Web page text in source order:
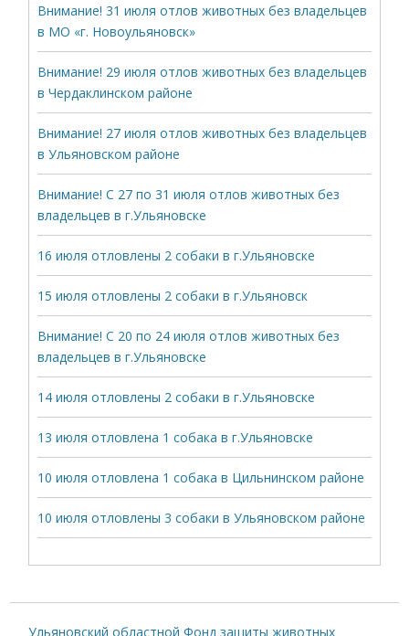
Внимание! 31 июля отлов животных без владельцев
в МО «г. Новоульяновск»
Внимание! 29 июля отлов животных без владельцев
в Чердаклинском районе
Внимание! 27 июля отлов животных без владельцев
в Ульяновском районе
Внимание! С 27 по 31 июля отлов животных без
владельцев в г.Ульяновске
16 июля отловлены 2 собаки в г.Ульяновске
15 июля отловлены 2 собаки в г.Ульяновск
Внимание! С 20 по 24 июля отлов животных без
владельцев в г.Ульяновске
14 июля отловлены 2 собаки в г.Ульяновске
13 июля отловлена 1 собака в г.Ульяновске
10 июля отловлена 1 собака в Цильнинском районе
10 июля отловлены 3 собаки в Ульяновском районе
Ульяновский областной Фонд защиты животных